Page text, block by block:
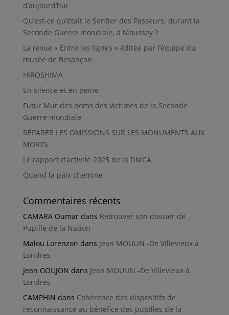
d’aujourd’hui
Qu’est-ce qu’était le Sentier des Passeurs, durant la
Seconde Guerre mondiale, à Moussey ?
La revue « Entre les lignes » éditée par l’équipe du
musée de Besançon
HIROSHIMA
En silence et en peine
Futur Mur des noms des victimes de la Seconde
Guerre mondiale
RÉPARER LES OMISSIONS SUR LES MONUMENTS AUX
MORTS
Le rapport d’activité 2025 de la DMCA.
Quand la paix chemine
Commentaires récents
CAMARA Oumardans Retrouver son dossier de
Pupille de la Nation
Malou Lorenzon dans Jean MOULIN -De Villevieux à
Londres
Jean GOUJON dans Jean MOULIN -De Villevieux à
Londres
CAMPHIN dans Cohérence des dispositifs de
reconnaissance au bénéfice des pupilles de la